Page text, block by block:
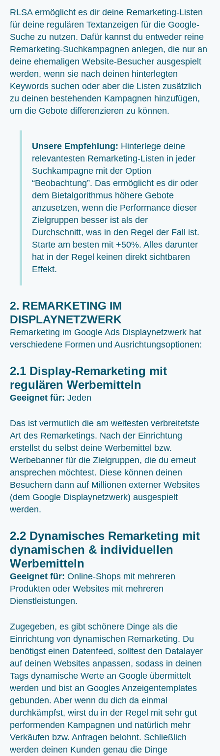
RLSA ermöglicht es dir deine Remarketing-Listen
für deine regulären Textanzeigen für die Google-
Suche zu nutzen. Dafür kannst du entweder reine
Remarketing-Suchkampagnen anlegen, die nur an
deine ehemaligen Website-Besucher ausgespielt
werden, wenn sie nach deinen hinterlegten
Keywords suchen oder aber die Listen zusätzlich
zu deinen bestehenden Kampagnen hinzufügen,
um die Gebote differenzieren zu können.
Unsere Empfehlung: Hinterlege deine
relevantesten Remarketing-Listen in jeder
Suchkampagne mit der Option
“Beobachtung”. Das ermöglicht es dir oder
dem Bietalgorithmus höhere Gebote
anzusetzen, wenn die Performance dieser
Zielgruppen besser ist als der
Durchschnitt, was in den Regel der Fall ist.
Starte am besten mit +50%. Alles darunter
hat in der Regel keinen direkt sichtbaren
Effekt.
2. REMARKETING IM
DISPLAYNETZWERK
Remarketing im Google Ads Displaynetzwerk hat
verschiedene Formen und Ausrichtungsoptionen:
2.1 Display-Remarketing mit
regulären Werbemitteln
Geeignet für: Jeden
Das ist vermutlich die am weitesten verbreitetste
Art des Remarketings. Nach der Einrichtung
erstellst du selbst deine Werbemittel bzw.
Werbebanner für die Zielgruppen, die du erneut
ansprechen möchtest. Diese können deinen
Besuchern dann auf Millionen externer Websites
(dem Google Displaynetzwerk) ausgespielt
werden.
2.2 Dynamisches Remarketing mit
dynamischen & individuellen
Werbemitteln
Geeignet für: Online-Shops mit mehreren
Produkten oder Websites mit mehreren
Dienstleistungen.
Zugegeben, es gibt schönere Dinge als die
Einrichtung von dynamischen Remarketing. Du
benötigst einen Datenfeed, solltest den Datalayer
auf deinen Websites anpassen, sodass in deinen
Tags dynamische Werte an Google übermittelt
werden und bist an Googles Anzeigentemplates
gebunden. Aber wenn du dich da einmal
durchkämpfst, wirst du in der Regel mit sehr gut
performenden Kampagnen und natürlich mehr
Verkäufen bzw. Anfragen belohnt. Schließlich
werden deinen Kunden genau die Dinge